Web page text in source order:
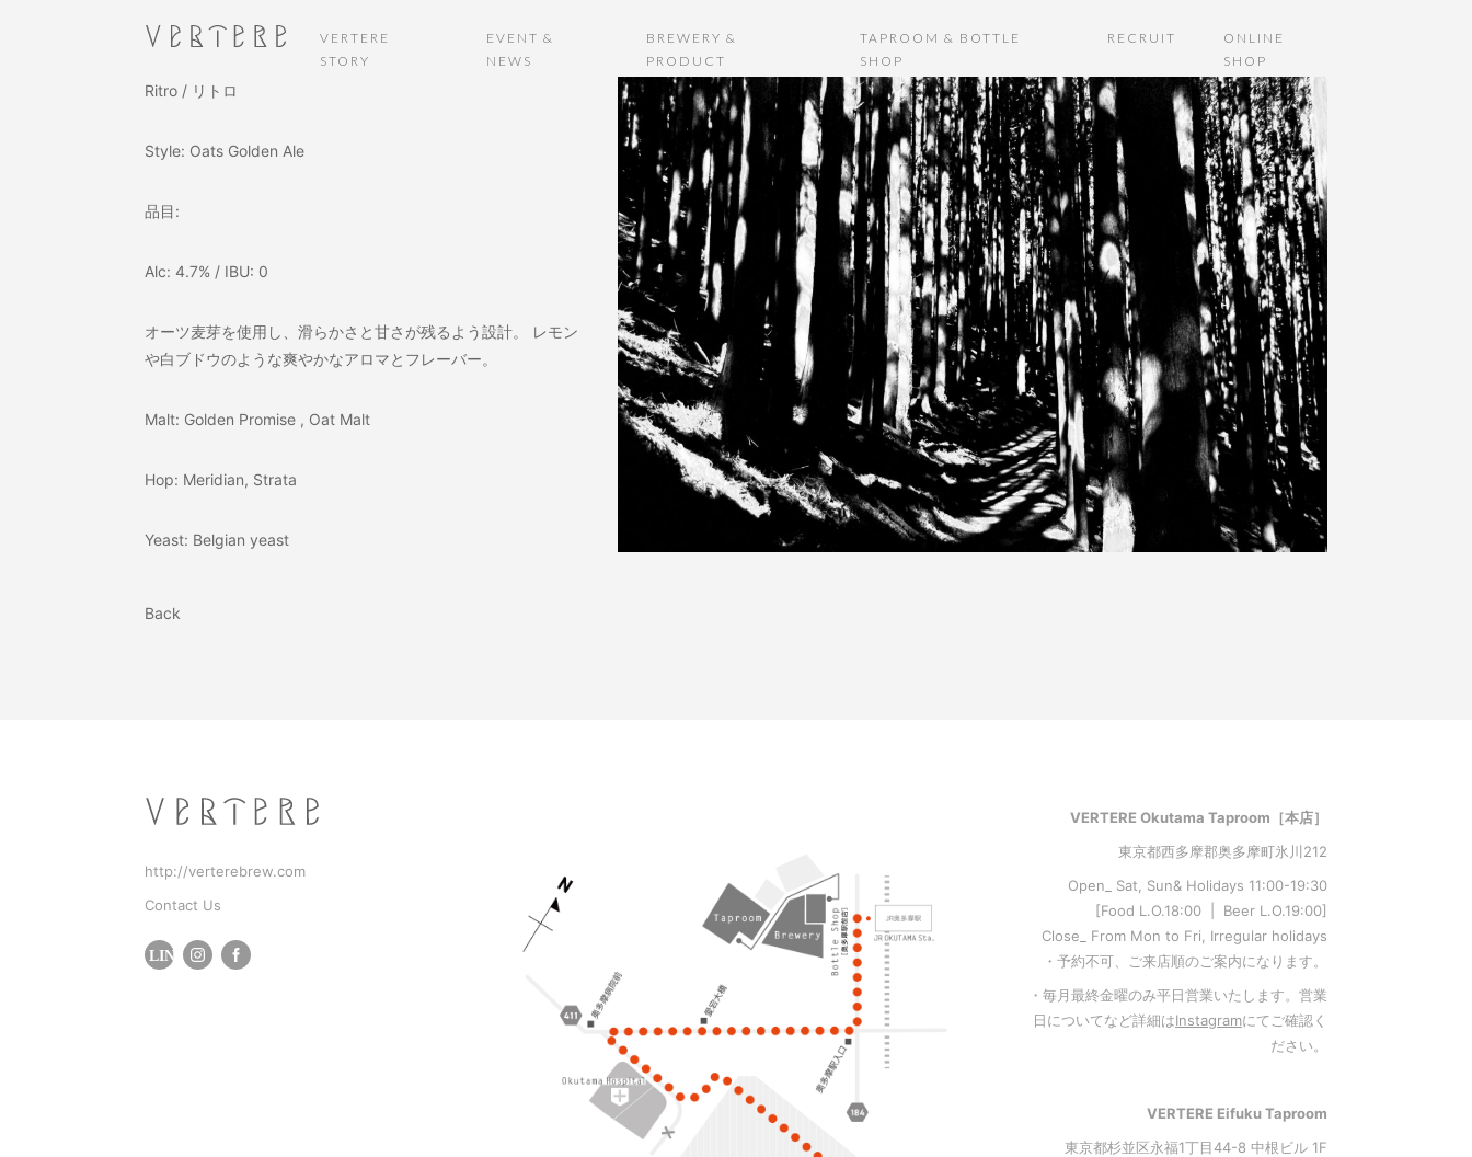
VERTERE
STORY
EVENT &
NEWS
BREWERY &
PRODUCT
TAPROOM & BOTTLE
SHOP
RECRUIT
ONLINE
SHOP
Ritro / リトロ
Style: Oats Golden Ale
品目:
Alc: 4.7% / IBU: 0
オーツ麦芽を使用し、滑らかさと甘さが残るよう設計。 レモン
や白ブドウのような爽やかなアロマとフレーバー。
Malt: Golden Promise , Oat Malt
Hop: Meridian, Strata
Yeast: Belgian yeast
Back
http://verterebrew.com
Contact Us
VERTERE Okutama Taproom［本店］
東京都西多摩郡奥多摩町氷川212
Open_ Sat, Sun& Holidays 11:00-19:30
[Food L.O.18:00 | Beer L.O.19:00]
Close_ From Mon to Fri, Irregular holidays
・予約不可、ご来店順のご案内になります。
・毎月最終金曜のみ平日営業いたします。営業
日についてなど詳細はInstagramにてご確認く
ださい。
VERTERE Eifuku Taproom
東京都杉並区永福1丁目44-8 中根ビル 1F